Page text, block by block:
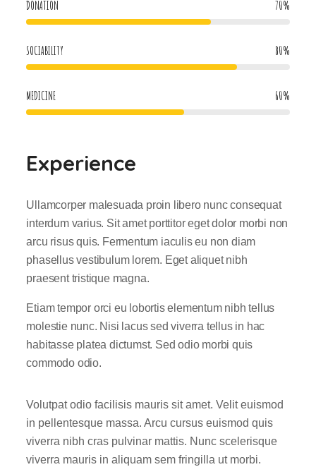
DONATION 70%
SOCIABILITY 80%
MEDICINE 60%
Experience
Ullamcorper malesuada proin libero nunc consequat
interdum varius. Sit amet porttitor eget dolor morbi non
arcu risus quis. Fermentum iaculis eu non diam
phasellus vestibulum lorem. Eget aliquet nibh
praesent tristique magna.
Etiam tempor orci eu lobortis elementum nibh tellus
molestie nunc. Nisi lacus sed viverra tellus in hac
habitasse platea dictumst. Sed odio morbi quis
commodo odio.
Volutpat odio facilisis mauris sit amet. Velit euismod
in pellentesque massa. Arcu cursus euismod quis
viverra nibh cras pulvinar mattis. Nunc scelerisque
viverra mauris in aliquam sem fringilla ut morbi.